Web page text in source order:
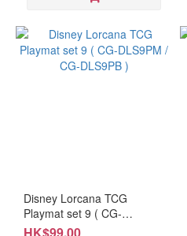
Disney Lorcana TCG
Playmat set 9 ( CG-
DLS9PM / CG-DLS9PB )